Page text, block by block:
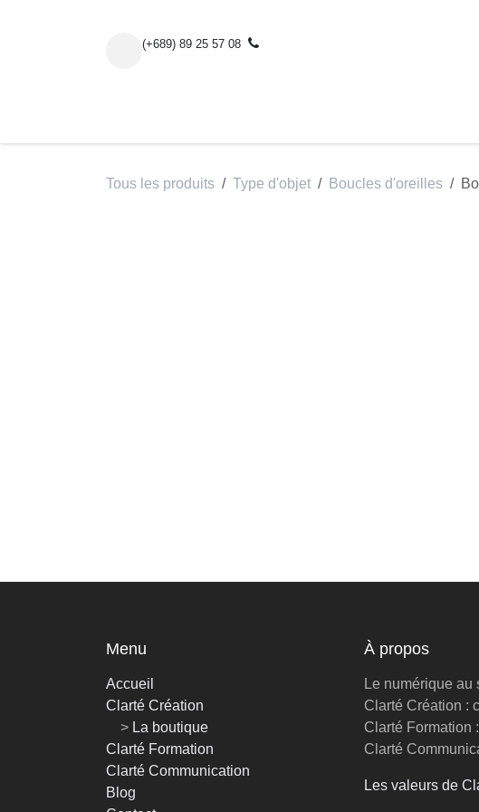
(+689) 89 25 57 08
Tous les produits Type d'objet Boucles d'oreilles
Menu
Accueil